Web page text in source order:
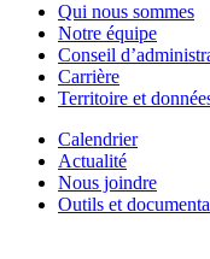
Qui nous sommes
Notre équipe
Conseil
Carrière
Territoire et
Calendrier
Actualité
Nous joindre
Outils et